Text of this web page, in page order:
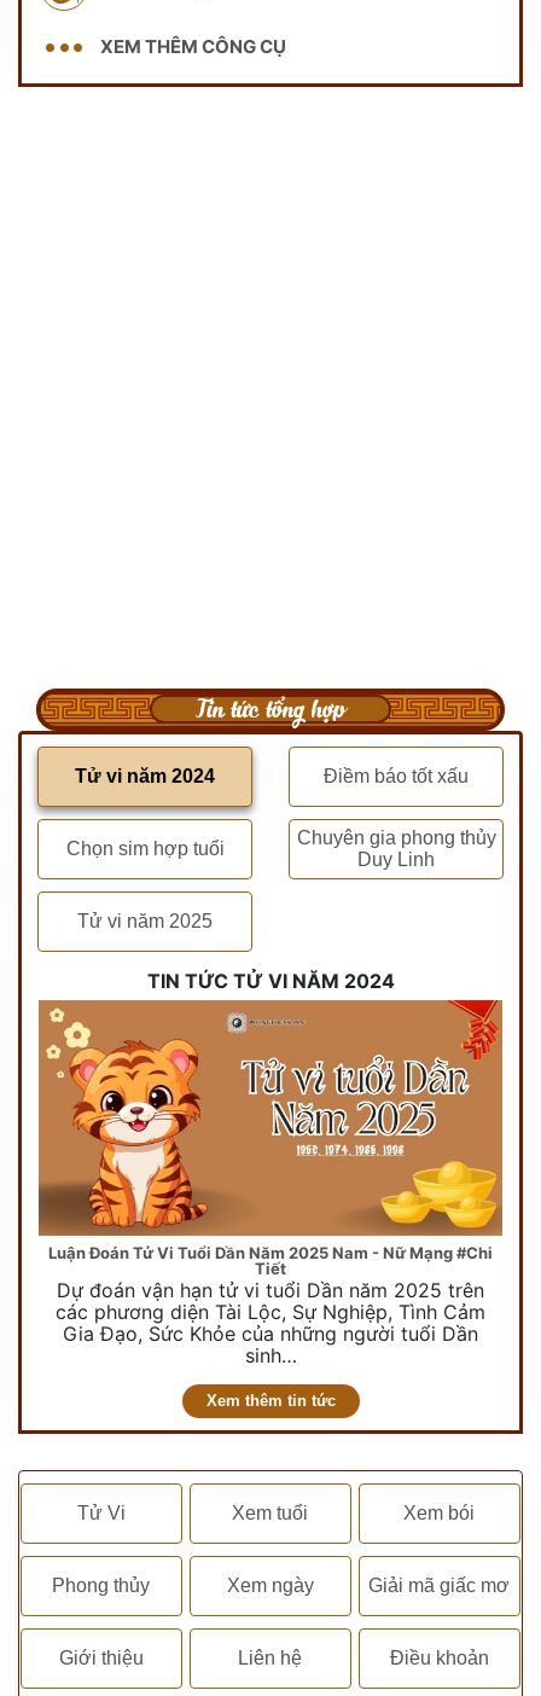
XEM THÊM CÔNG CỤ
Tin tức tổng hợp
Tử vi năm 2024 Điềm báo tốt xấu
Chọn sim hợp tuổi
Chuyên gia phong thủy
Duy Linh
Tử vi năm 2025
TIN TỨC TỬ VI NĂM 2024
Luận Đoán Tử Vi Tuổi Dần Năm 2025 Nam - Nữ Mạng #Chi
Tiết
Dự đoán vận hạn tử vi tuổi Dần năm 2025 trên
các phương diện Tài Lộc, Sự Nghiệp, Tình Cảm
Gia Đạo, Sức Khỏe của những người tuổi Dần
sinh…
Xem thêm tin tức
Tử Vi Xem tuổi Xem bói
Phong thủy Xem ngày Giải mã giấc mơ
Giới thiệu Liên hệ Điều khoản